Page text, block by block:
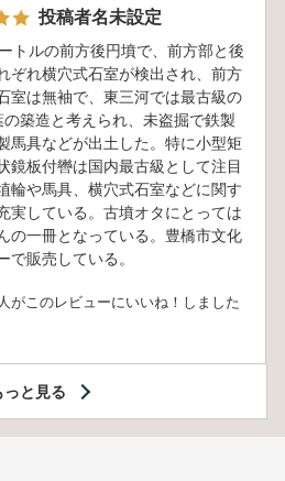
投稿者名未設定
トルの前方後円墳で、前方部と後
ぞれ横穴式石室が検出され、前方
室は無袖で、東三河では最古級の
築造と考えられ、未盗掘で鉄製
馬具などが出土した。特に小型矩
鏡板付轡は国内最古級として注目
輪や馬具、横穴式石室などに関す
実している。古墳オタにとっては
の一冊となっている。豊橋市文化
で販売している。
がこのレビューにいいね！しました
っと見る